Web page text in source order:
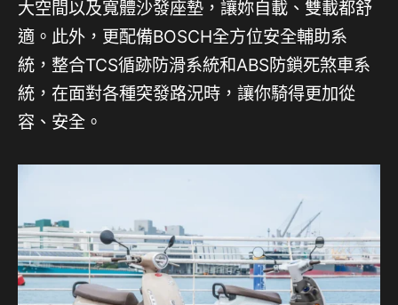
大空間以及寬體沙發座墊，讓妳自載、雙載都舒
適。此外，更配備BOSCH全方位安全輔助系
統，整合TCS循跡防滑系統和ABS防鎖死煞車系
統，在面對各種突發路況時，讓你騎得更加從
容、安全。